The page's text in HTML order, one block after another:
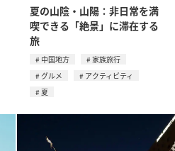
夏の山陰・山陽：非日常を満
喫できる「絶景」に滞在する
旅
中国地方
家族旅行
グルメ
アクティビティ
夏